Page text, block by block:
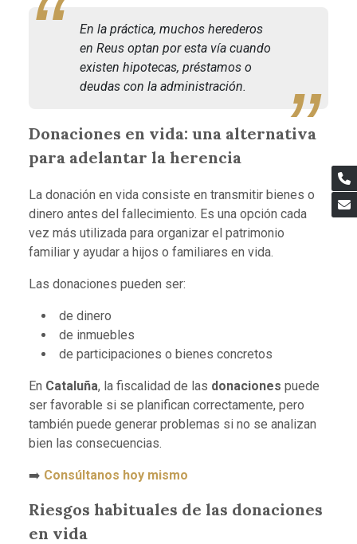
En la práctica, muchos herederos
en Reus optan por esta vía cuando
existen hipotecas, préstamos o
deudas con la administración.
Donaciones en vida: una alternativa
para adelantar la herencia
La donación en vida consiste en transmitir bienes o
dinero antes del fallecimiento. Es una opción cada
vez más utilizada para organizar el patrimonio
familiar y ayudar a hijos o familiares en vida.
Las donaciones pueden ser:
de dinero
de inmuebles
de participaciones o bienes concretos
En Cataluña, la fiscalidad de las donaciones puede
ser favorable si se planifican correctamente, pero
también puede generar problemas si no se analizan
bien las consecuencias.
➡️ Consúltanos hoy mismo
Riesgos habituales de las donaciones
en vida